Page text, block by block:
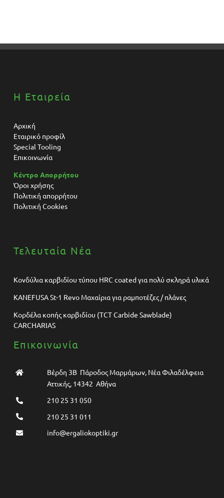
Η Εταιρεία
Αρχική
Εταιρικό προφίλ
Special Tooling
Επικοινωνία
Κέντρο Απορρήτου
Όροι χρήσης
Πολιτική απορρήτου
Πολιτική Cookies
Τελευταία Νέα
Κονδύλια καρβιδίου τύπου HRC coated για πολύ σκληρά υλικά
KANEFUSA St-1 Revo Μαχαίρια για ραμποτέζες / πλάνες
Κορδέλα κοπής καρβιδίου (TCT Carbide Sawblade)
CARCHARIAS
Επικοινωνία
Βέρδη 3Β Πάροδος Μαρμάρων, Νέα Φιλαδέλφεια
Αττικής, 14342 Αθήνα
210 25 31 050
210 25 31 011
info@ergaliokoptiki.gr